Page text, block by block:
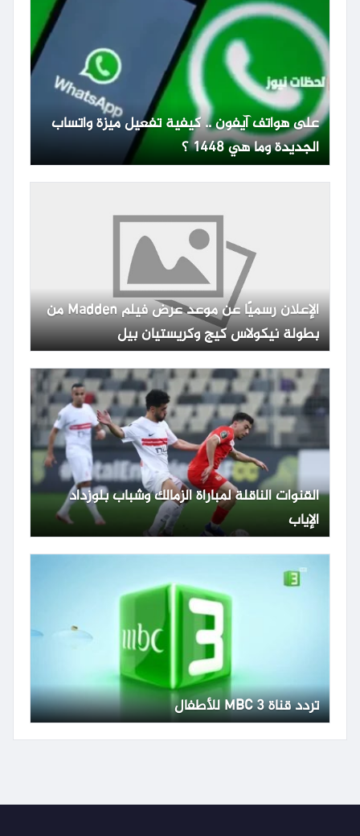
على هواتف آيفون .. كيفية تفعيل ميزة واتساب
الجديدة وما هي 1448 ؟
الإعلان رسميًا عن موعد عرض فيلم Madden من
بطولة نيكولاس كيج وكريستيان بيل
القنوات الناقلة لمباراة الزمالك وشباب بلوزداد
الإياب
تردد قناة MBC 3 للأطفال